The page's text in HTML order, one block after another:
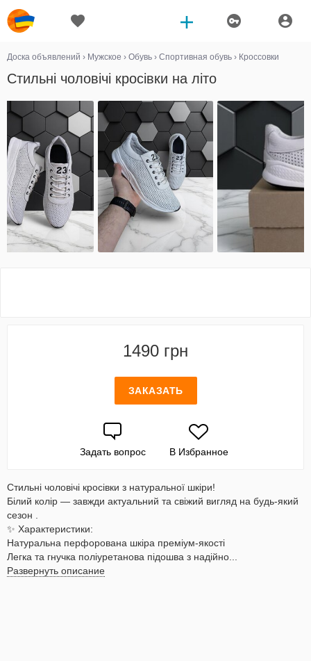
Доска объявлений › Мужское › Обувь › Спортивная обувь › Кроссовки
Стильні чоловічі кросівки на літо
1490 грн
ЗАКАЗАТЬ
Задать вопрос В Избранное
Стильні чоловічі кросівки з натуральної шкіри!
Білий колір — завжди актуальний та свіжий вигляд на будь-який
сезон .
✨ Характеристики:
Натуральна перфорована шкіра преміум-якості
Легка та гнучка поліуретанова підошва з надійно...
Развернуть описание